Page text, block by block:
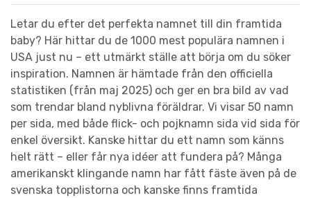
Letar du efter det perfekta namnet till din framtida
baby? Här hittar du de 1000 mest populära namnen i
USA just nu – ett utmärkt ställe att börja om du söker
inspiration. Namnen är hämtade från den officiella
statistiken (från maj 2025) och ger en bra bild av vad
som trendar bland nyblivna föräldrar. Vi visar 50 namn
per sida, med både flick- och pojknamn sida vid sida för
enkel översikt. Kanske hittar du ett namn som känns
helt rätt – eller får nya idéer att fundera på? Många
amerikanskt klingande namn har fått fäste även på de
svenska topplistorna och kanske finns framtida